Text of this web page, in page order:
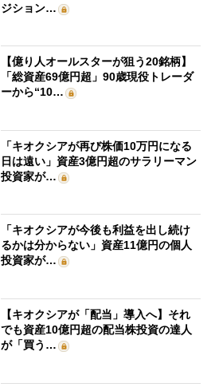
ジション…
【億り人オールスターが狙う20銘柄】
「総資産69億円超」90歳現役トレーダ
ーから“10…
「キオクシアが再び株価10万円になる
日は遠い」資産3億円超のサラリーマン
投資家が…
「キオクシアが今後も利益を出し続け
るかは分からない」資産11億円の個人
投資家が…
【キオクシアが「配当」導入へ】それ
でも資産10億円超の配当株投資の達人
が「買う…